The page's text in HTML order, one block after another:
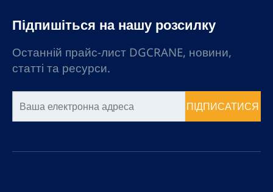
Підпишіться на нашу розсилку
Останній прайс-лист DGCRANE, новини,
статті та ресурси.
ПІДПИСАТИСЯ